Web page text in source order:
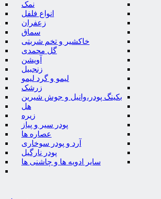
نمک
انواع فلفل
زعفران
سماق
خاکشیر و تخم شربتی
گل محمدی
آویشن
زنجبیل
لیمو و گرد لیمو
زرشک
بکینگ پودر،وانیل و جوش شیرین
هل
زیره
پودر سیر و پیاز
عصاره ها
آرد و پودر سوخاری
پودر نارگیل
سایر ادویه ها و چاشنی ها